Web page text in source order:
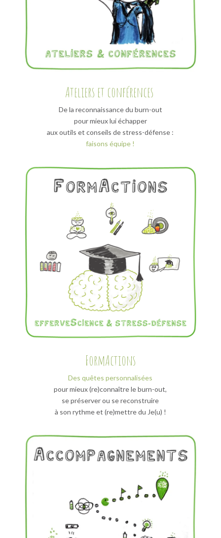
Ateliers et conférences
De la reconnaissance du burn-out
pour mieux lui échapper
aux outils et conseils de stress-défense :
faisons équipe !
FormActions
Des quêtes personnalisées
pour mieux (re)connaître le burn-out,
se préserver ou se reconstruire
à son rythme et (re)mettre du Je(u) !